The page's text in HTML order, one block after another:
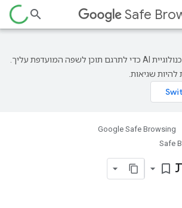
Safe
‫Google משתמשת בטכנולוגיית AI כדי לתרגם תוכן לשפה המועדפת עליך.
להיות שגיאות.
Google Safe Browsing
Safe
bookmark_border